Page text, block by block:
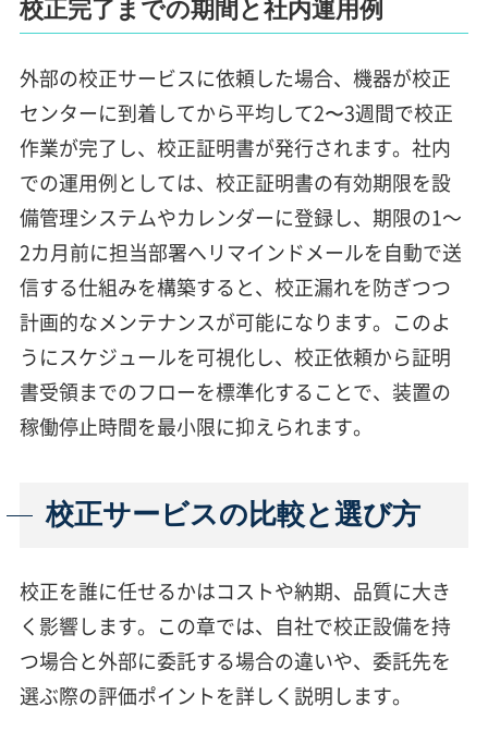
校正完了までの期間と社内運用例
外部の校正サービスに依頼した場合、機器が校正
センターに到着してから平均して2〜3週間で校正
作業が完了し、校正証明書が発行されます。社内
での運用例としては、校正証明書の有効期限を設
備管理システムやカレンダーに登録し、期限の1～
2カ月前に担当部署へリマインドメールを自動で送
信する仕組みを構築すると、校正漏れを防ぎつつ
計画的なメンテナンスが可能になります。このよ
うにスケジュールを可視化し、校正依頼から証明
書受領までのフローを標準化することで、装置の
稼働停止時間を最小限に抑えられます。
校正サービスの比較と選び方
校正を誰に任せるかはコストや納期、品質に大き
く影響します。この章では、自社で校正設備を持
つ場合と外部に委託する場合の違いや、委託先を
選ぶ際の評価ポイントを詳しく説明します。